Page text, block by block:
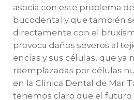
asocia con este problema
bucodental y que también
directamente con el
provoca daños severos al
encías y sus células, que ya
reemplazadas por células
en la Clínica Dental de Mar
tenemos claro que el futuro